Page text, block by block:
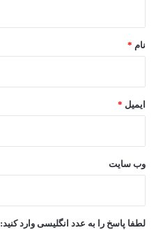
نام *
ایمیل *
وب‌ سایت
لطفا پاسخ را به عدد انگلیسی وارد کنید: